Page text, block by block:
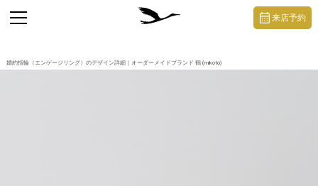
婚約指輪（エンゲージリング）のデザイン詳細｜オーダーメイドブランド 鶴 (mikoto)
toggle
navigation
来店予約